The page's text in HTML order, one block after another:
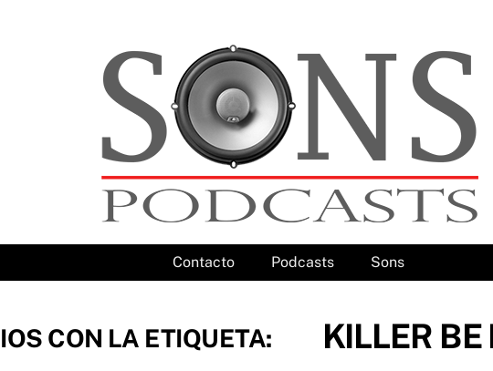
Contacto Podcasts Sons
CON LA ETIQUETA: KILLER BE